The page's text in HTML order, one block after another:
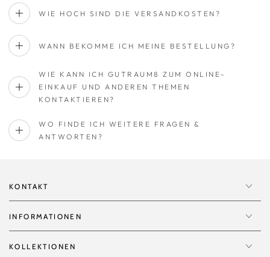
WIE HOCH SIND DIE VERSANDKOSTEN?
WANN BEKOMME ICH MEINE BESTELLUNG?
WIE KANN ICH GUTRAUM8 ZUM ONLINE-
EINKAUF UND ANDEREN THEMEN
KONTAKTIEREN?
WO FINDE ICH WEITERE FRAGEN &
ANTWORTEN?
KONTAKT
INFORMATIONEN
KOLLEKTIONEN